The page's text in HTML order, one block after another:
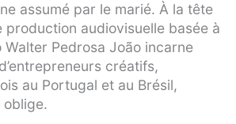
assumé par le marié. À la tête
production audiovisuelle basée à
Walter Pedrosa João incarne
créatifs,
au Portugal et au Brésil,
oblige.